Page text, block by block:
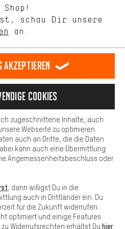
español
ES français
FR
Community Affiliateprogramm
Allgemeine Geschäftsbedingungen
zur Batterieentsorgung
Kontrast ändern
Euro und exkl. MwSt zuzüglich
Lieferung nachUSA.
schau Dir unsere
an.
unserer Webseite und
komfortabler. Mit Komfort-Cookies
zu Social Media Plattformen her. So
Inhalte und Informationen zur
hast du die Möglichkeit zusätzliche
dir erleichtern die richtigen Produkte zu
wir eine Chat-Funktion an, damit
beantwortet werden können.
dass Du unsere Webseite
akzeptieren
Cookies
zugeschnittene Inhalte, auch
Webseite zu optimieren.
auch an Dritte, die die Daten
kann auch eine Übermittlung
Angemessenheitsbeschluss oder
, dann willigst Du in die
auch in Drittländer ein. Du
für die Zukunft widerrufen.
optimiert und einige Features
Widerrufsrechten erhältst Du hier